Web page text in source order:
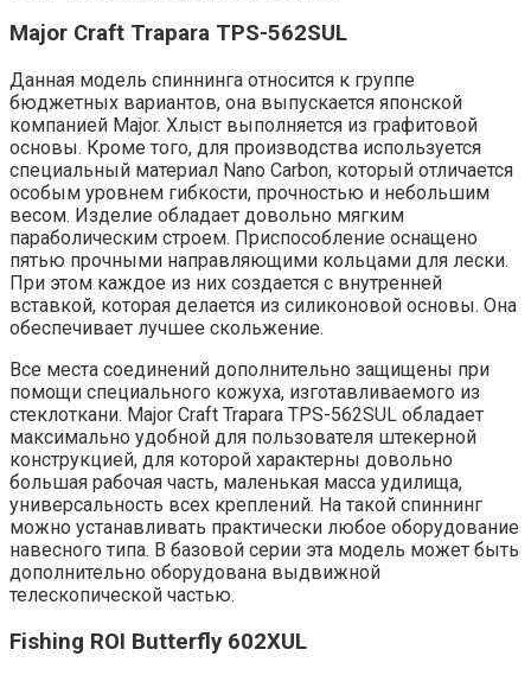
Major Craft Trapara TPS-562SUL
Данная модель спиннинга относится к группе
бюджетных вариантов, она выпускается японской
компанией Major. Хлыст выполняется из графитовой
основы. Кроме того, для производства используется
специальный материал Nano Carbon, который отличается
особым уровнем гибкости, прочностью и небольшим
весом. Изделие обладает довольно мягким
параболическим строем. Приспособление оснащено
пятью прочными направляющими кольцами для лески.
При этом каждое из них создается с внутренней
вставкой, которая делается из силиконовой основы. Она
обеспечивает лучшее скольжение.
Все места соединений дополнительно защищены при
помощи специального кожуха, изготавливаемого из
стеклоткани. Major Craft Trapara TPS-562SUL обладает
максимально удобной для пользователя штекерной
конструкцией, для которой характерны довольно
большая рабочая часть, маленькая масса удилища,
универсальность всех креплений. На такой спиннинг
можно устанавливать практически любое оборудование
навесного типа. В базовой серии эта модель может быть
дополнительно оборудована выдвижной
телескопической частью.
Fishing ROI Butterfly 602XUL